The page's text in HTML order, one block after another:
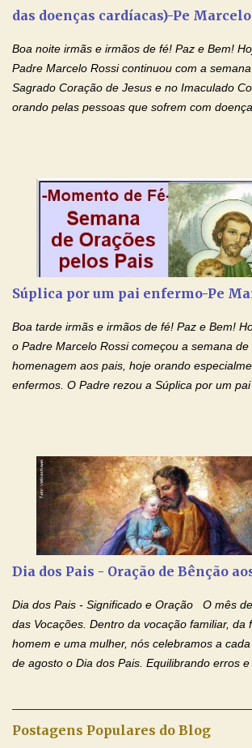
coração, confiante que o Senhor me atenderá.
agradeço de coração ao Espíri...
das doenças cardíacas)-Pe
Boa noite irmãs e irmãos de fé! Paz e Bem!
Padre Marcelo Rossi continuou com a
Sagrado Coração de Jesus e no Imaculado
orando pelas pessoas que sofrem com
esta abençoada semana de orações no
Momento de Fé, vamos juntos formar uma
orações com o Padre Marcelo. Não desista do
tenha fé, creia firmemente e ore
Kairós aconteça em sua vida. Fique no Amor
Mensagem do Padre Marcelo Rossi por E-
quarta feira, vamos orar pelas pessoas que
doenças do coração, NO SAGRADO
IMACULADO CORAÇÃO DE MAR...
Súplica por um pai enfermo-Pe
Boa tarde irmãs e irmãos de fé! Paz e Bem!
o Padre Marcelo Rossi começou a semana de
homenagem aos pais, hoje orando
enfermos. O Padre rezou a Súplica por um
de Nossa Senhora. Adriana dos Anjos-
do Padre Marcelo Rossi por E-mail e
anunciado ontem, entramos em uma semana
aos nossos pais. Hoje nossas orações serão
que não se encontram bem de saúde, OS
pais. Vamos dedicar um dia para os pais mais
estão doentes, pais que estão longe dos
falecidos, pais que tem problemas com vícios,
para todos os pais. Hoje vamos d...
Dia dos Pais - Oração de Bênção
Dia dos Pais - Significado e Oração O mês
das Vocações. Dentro da vocação familiar, da
homem e uma mulher, nós celebramos a
de agosto o Dia dos Pais. Equilibrando erros
conforto, boa alimentação, educação de
Postagens Populares do Blog